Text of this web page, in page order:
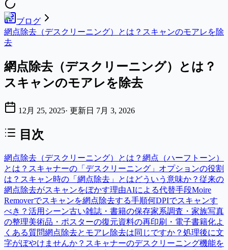
ブログ
網点除去（デスクリーニング）とは？スキャンのモアレを除
去
網点除去（デスクリーニング）とは？
スキャンのモアレを除去
12月 25, 2025· 更新日 7月 3, 2026
目次
網点除去（デスクリーニング）とは？ 網点（ハーフトーン）
とは？ スキャナーの「デスクリーニング」オプションの役割
は？ スキャン時の「網点除去」とはどういう意味か？ 従来の
網点除去がスキャンをぼかす理由AIによる代替手段Moire
Removerでスキャンを網点除去する手順何DPIでスキャンす
べき？ 活用シーン古い雑誌・書籍の保存家系調査・家族写真
の整理美術品・ポスターの復元資料の再印刷・電子書籍化よ
くある質問網点除去とモアレ除去は同じですか？ 処理後に文
字がぼやけませんか？ スキャナーのデスクリーニング機能を